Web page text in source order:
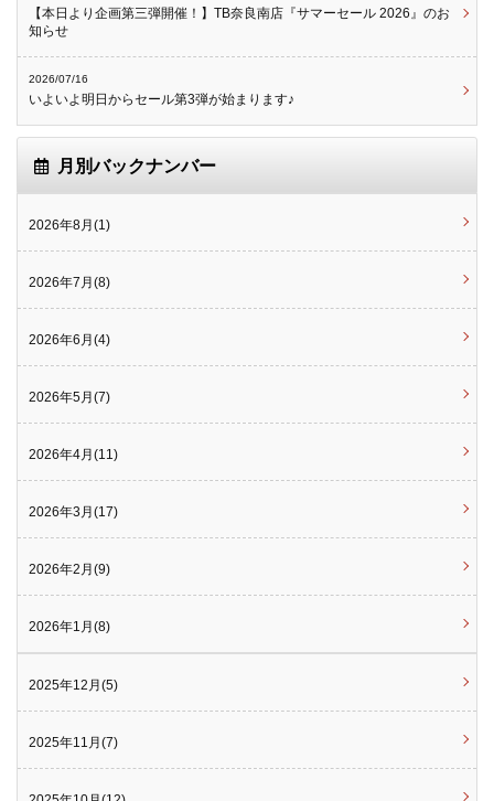
【本日より企画第三弾開催！】TB奈良南店『サマーセール 2026』のお
知らせ
2026/07/16
いよいよ明日からセール第3弾が始まります♪
月別バックナンバー
2026年8月(1)
2026年7月(8)
2026年6月(4)
2026年5月(7)
2026年4月(11)
2026年3月(17)
2026年2月(9)
2026年1月(8)
2025年12月(5)
2025年11月(7)